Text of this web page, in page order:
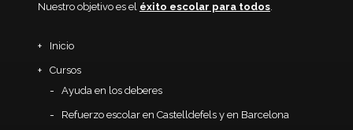
Nuestro objetivo es el éxito escolar para todos.
Inicio
Cursos
Ayuda en los deberes
Refuerzo escolar en Castelldefels y en Barcelona